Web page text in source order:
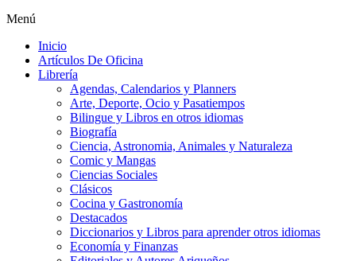
Menú
Inicio
Artículos De Oficina
Librería
Agendas, Calendarios y Planners
Arte, Deporte, Ocio y Pasatiempos
Bilingue y Libros en otros idiomas
Biografía
Ciencia, Astronomia, Animales y Naturaleza
Comic y Mangas
Ciencias Sociales
Clásicos
Cocina y Gastronomía
Destacados
Diccionarios y Libros para aprender otros idiomas
Economía y Finanzas